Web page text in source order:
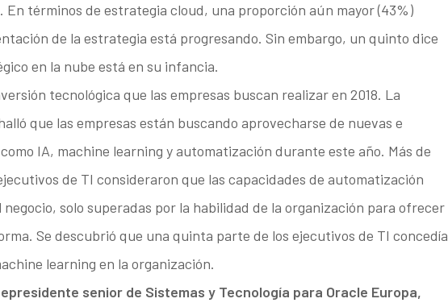
En términos de estrategia cloud, una proporción aún mayor (43%)
de la estrategia está progresando. Sin embargo, un quinto dice
en la nube está en su infancia.
tecnológica que las empresas buscan realizar en 2018. La
que las empresas están buscando aprovecharse de nuevas e
IA, machine learning y automatización durante este año. Más de
de TI consideraron que las capacidades de automatización
solo superadas por la habilidad de la organización para ofrecer
Se descubrió que una quinta parte de los ejecutivos de TI concedía
learning en la organización.
senior de Sistemas y Tecnología para Oracle Europa,